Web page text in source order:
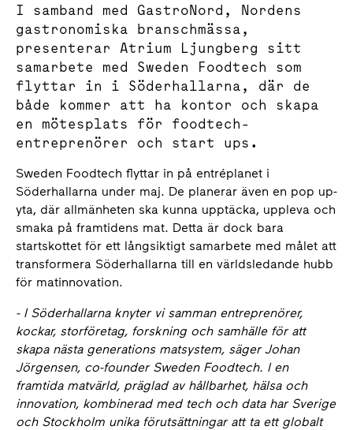
I samband med GastroNord, Nordens
gastronomiska branschmässa,
presenterar Atrium Ljungberg sitt
samarbete med Sweden Foodtech som
flyttar in i Söderhallarna, där de
både kommer att ha kontor och skapa
en mötesplats för foodtech-
entreprenörer och start ups.
Sweden Foodtech flyttar in på entréplanet i
Söderhallarna under maj. De planerar även en pop up-
yta, där allmänheten ska kunna upptäcka, uppleva och
smaka på framtidens mat. Detta är dock bara
startskottet för ett långsiktigt samarbete med målet att
transformera Söderhallarna till en världsledande hubb
för matinnovation.
- I Söderhallarna knyter vi samman entreprenörer,
kockar, storföretag, forskning och samhälle för att
skapa nästa generations matsystem, säger Johan
Jörgensen, co-founder Sweden Foodtech. I en
framtida matvärld, präglad av hållbarhet, hälsa och
innovation, kombinerad med tech och data har Sverige
och Stockholm unika förutsättningar att ta ett globalt